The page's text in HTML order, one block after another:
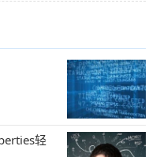
轻